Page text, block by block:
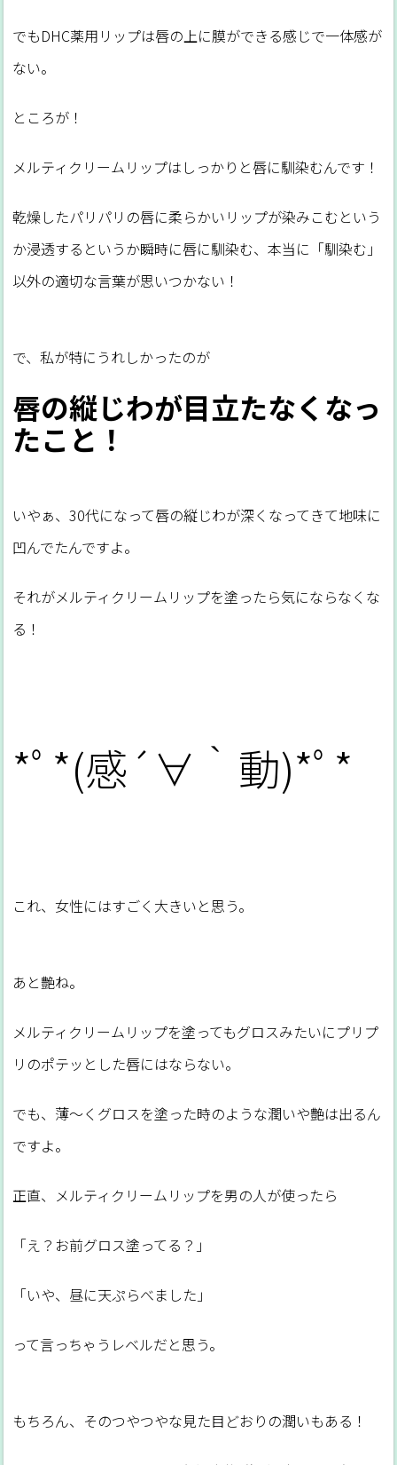
でもDHC薬用リップは唇の上に膜ができる感じで一体感が
ない。
ところが！
メルティクリームリップはしっかりと唇に馴染むんです！
乾燥したパリパリの唇に柔らかいリップが染みこむという
か浸透するというか瞬時に唇に馴染む、本当に「馴染む」
以外の適切な言葉が思いつかない！
で、私が特にうれしかったのが
唇の縦じわが目立たなくなっ
たこと！
いやぁ、30代になって唇の縦じわが深くなってきて地味に
凹んでたんですよ。
それがメルティクリームリップを塗ったら気にならなくな
る！
*ﾟ*(感´∀｀動)*ﾟ*
これ、女性にはすごく大きいと思う。
あと艶ね。
メルティクリームリップを塗ってもグロスみたいにプリプ
リのポテッとした唇にはならない。
でも、薄～くグロスを塗った時のような潤いや艶は出るん
ですよ。
正直、メルティクリームリップを男の人が使ったら
「え？お前グロス塗ってる？」
「いや、昼に天ぷらべました」
って言っちゃうレベルだと思う。
もちろん、そのつやつやな見た目どおりの潤いもある！